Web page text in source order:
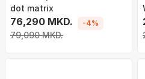
dot matrix
76,290 MKD.
79,090 MKD.
-4%